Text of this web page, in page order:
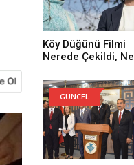
Köy Düğünü Filmi
Nerede Çekildi, Ne
Düğünü Filmi
Oyuncuları Kim,
Konusu Ne?
GÜNCEL